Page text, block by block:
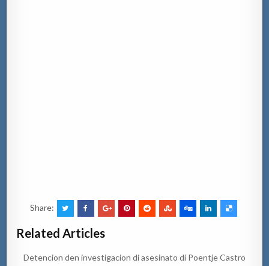
Share:
Related Articles
Detencion den investigacion di asesinato di Poentje Castro